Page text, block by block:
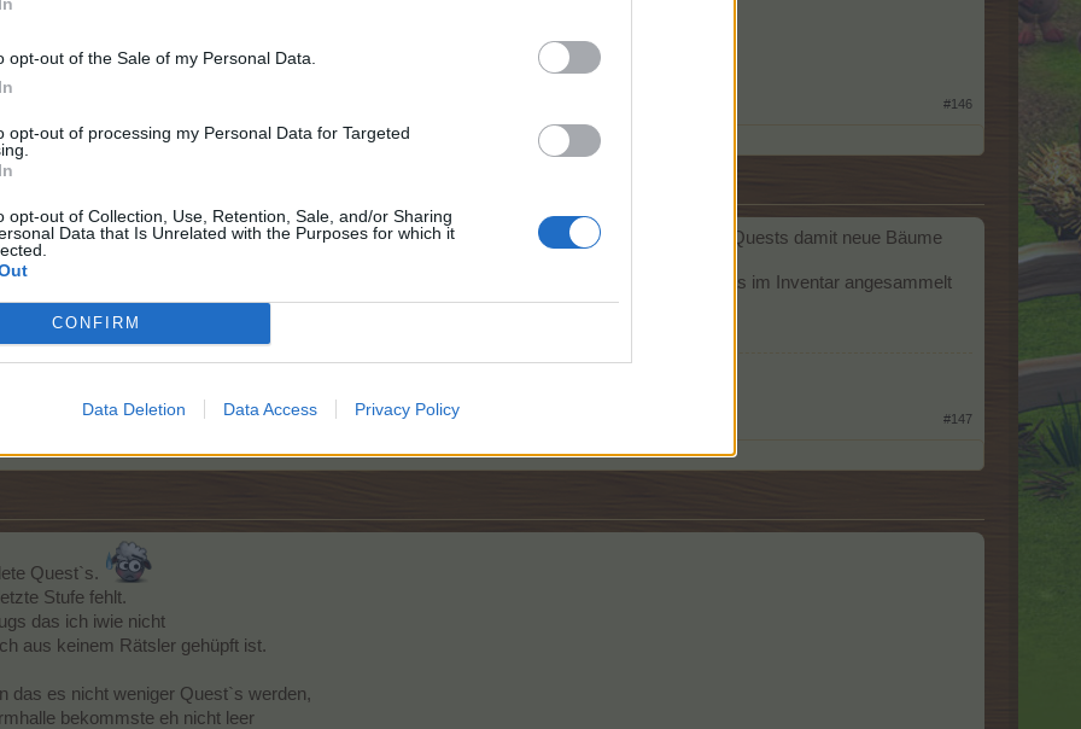
opt-out of the Sale of my Personal Data.
opt-out of processing my Personal Data for Targeted
opt-out of Collection, Use, Retention, Sale, and/or Sharing
Data that Is Unrelated with the Purposes for which it
CONFIRM
Data Deletion Data Access Privacy Policy
#146
an - ich finde den Aufwand zu hoch für die Ergebnisse. Ich spiele die neu kommenden Quests damit neue Bäume
Farm aufgebaut zu werden
m die alten schaue ich von Zeit zu Zeit an, ob sich da was im Inventar angesammelt
#147
Quest`s.
Stufe fehlt.
das ich iwie nicht
aus keinem Rätsler gehüpft ist.
das es nicht weniger Quest`s werden,
bekommste eh nicht leer